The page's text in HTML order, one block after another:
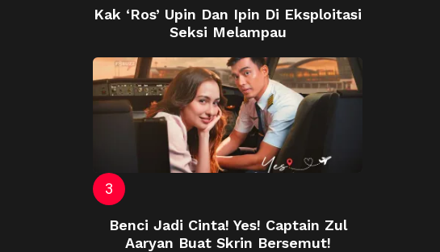
Kak ‘Ros’ Upin Dan Ipin Di Eksploitasi
Seksi Melampau
Benci Jadi Cinta! Yes! Captain Zul
Aaryan Buat Skrin Bersemut!